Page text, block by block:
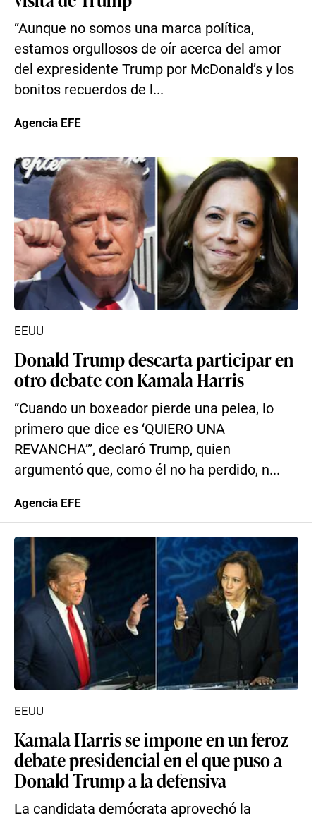
“Aunque no somos una marca política,
estamos orgullosos de oír acerca del amor
del expresidente Trump por McDonald’s y los
bonitos recuerdos de l...
Agencia EFE
Donald Trump descarta participar en
otro debate con Kamala Harris
“Cuando un boxeador pierde una pelea, lo
primero que dice es ‘QUIERO UNA
REVANCHA’”, declaró Trump, quien
argumentó que, como él no ha perdido, n...
EEUU
Agencia EFE
Kamala Harris se impone en un feroz
debate presidencial en el que puso a
Donald Trump a la defensiva
La candidata demócrata aprovechó la
EEUU